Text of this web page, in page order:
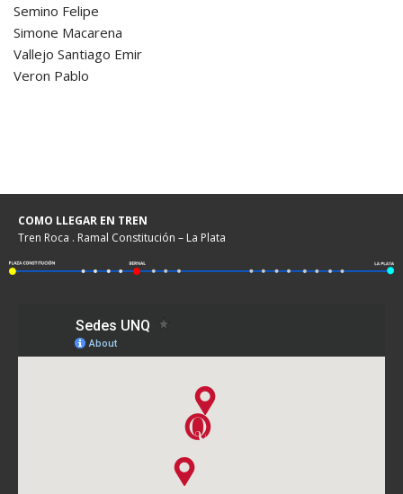
Semino Felipe
Simone Macarena
Vallejo Santiago Emir
Veron Pablo
COMO LLEGAR EN TREN
Tren Roca . Ramal Constitución – La Plata